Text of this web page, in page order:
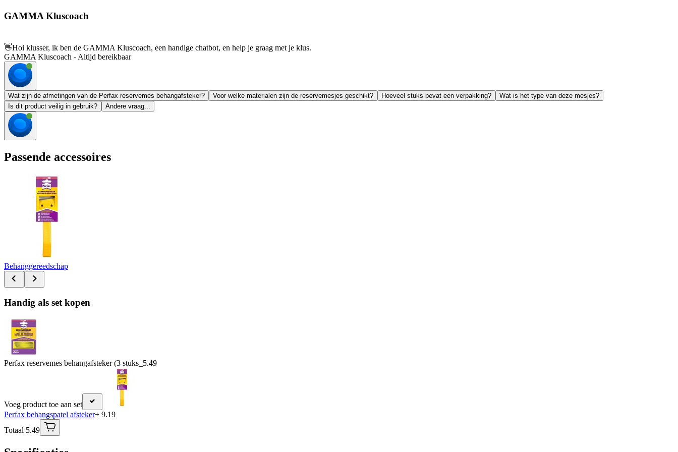
GAMMA Kluscoach
👋Hoi klusser, ik ben de GAMMA Kluscoach, een handige chatbot, en help je graag met je klus.
GAMMA Kluscoach - Altijd bereikbaar
Wat zijn de afmetingen van de Perfax reservemes behangafsteker? Voor welke materialen zijn de reservemesjes geschikt? Hoeveel stuks bevat een verpakking?
Wat is het type van deze mesjes?
Is dit product veilig in gebruik?
Andere vraag...
Passende accessoires
Behanggereedschap
Handig als set kopen
Perfax reservemes behangafsteker (3 stuks_ 5.49
Voeg product toe aan set
Perfax behangspatel afsteker+ 9.19
Totaal 5.49